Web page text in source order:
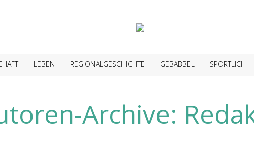
LEBEN REGIONALGESCHICHTE GEBABBEL SPORTLICH
Archive: